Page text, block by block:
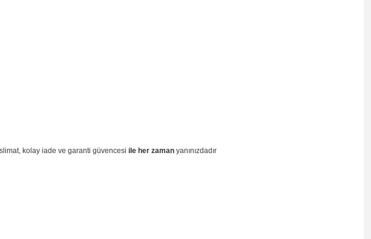
kolay iade ve garanti güvencesi ile her zaman yanınızdadır